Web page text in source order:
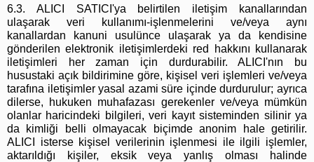
6.3. ALICI SATICI'ya belirtilen iletişim kanallarından
ulaşarak veri kullanımı-işlenmelerini ve/veya aynı
kanallardan kanuni usulünce ulaşarak ya da kendisine
gönderilen elektronik iletişimlerdeki red hakkını kullanarak
iletişimleri her zaman için durdurabilir. ALICI'nın bu
husustaki açık bildirimine göre, kişisel veri işlemleri ve/veya
tarafına iletişimler yasal azami süre içinde durdurulur; ayrıca
dilerse, hukuken muhafazası gerekenler ve/veya mümkün
olanlar haricindeki bilgileri, veri kayıt sisteminden silinir ya
da kimliği belli olmayacak biçimde anonim hale getirilir.
ALICI isterse kişisel verilerinin işlenmesi ile ilgili işlemler,
aktarıldığı kişiler, eksik veya yanlış olması halinde